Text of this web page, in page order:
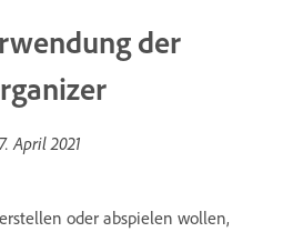
der
April 2021
oder abspielen wollen,